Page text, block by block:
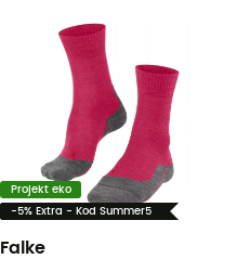
Projekt eko
-5% Extra - Kod Summer5
Falke